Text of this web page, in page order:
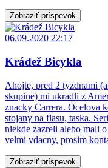
Zobraziť príspevok
06.09.2020 22:17
Krádež Bicykla
Ahojte, pred 2 tyzdnami
skupine) mi ukradli z
znacky Carrera. Ocelova
stojany na flasu, taska.
niekde zazreli alebo mali
velmi vdacny, prosim
Zobraziť príspevok